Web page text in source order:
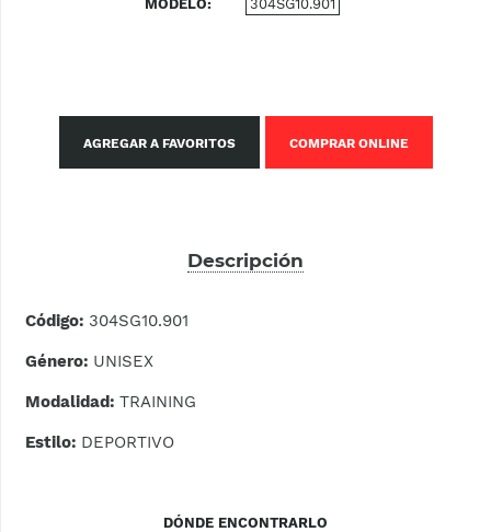
MODELO 304SG10.901
AGREGAR A FAVORITOS COMPRAR ONLINE
Descripción
Código: 304SG10.901
Género: UNISEX
Modalidad:TRAINING
Estilo: DEPORTIVO
DÓNDE ENCONTRARLO